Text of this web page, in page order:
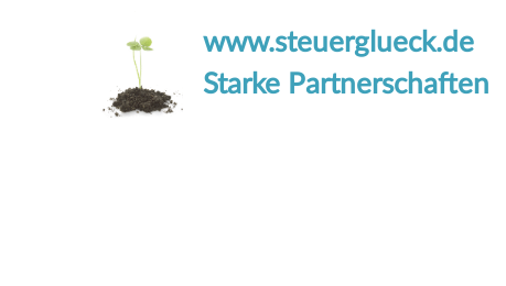
www.steuerglueck.de
Starke Partnerschaften